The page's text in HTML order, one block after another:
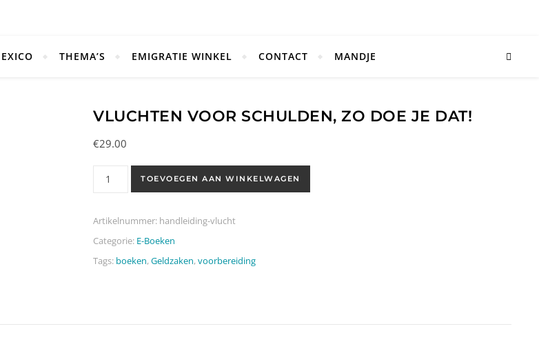
THEMA’S EMIGRATIE WINKEL CONTACT MANDJE
VLUCHTEN VOOR SCHULDEN, ZO DOE JE DAT!
€29.00
Vluchten voor Schulden, zo doe je dat! aantal
TOEVOEGEN AAN WINKELWAGEN
Artikelnummer: handleiding-vlucht
Categorie: E-Boeken
Tags: boeken,Geldzaken,voorbereiding